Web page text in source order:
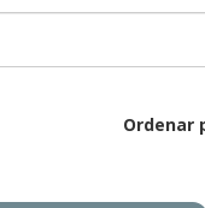
Ordenar